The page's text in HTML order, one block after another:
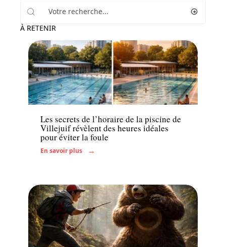
À RETENIR
Enfant
Les secrets de l’horaire de la piscine de
Villejuif révèlent des heures idéales
pour éviter la foule
En savoir plus
Famille